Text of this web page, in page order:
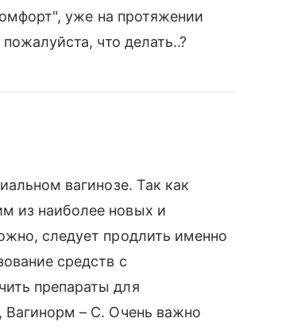
уже на протяжении
что делать..?
вагинозе. Так как
из наиболее новых и
следует продлить именно
средств с
препараты для
Вагинорм – С. Очень важно